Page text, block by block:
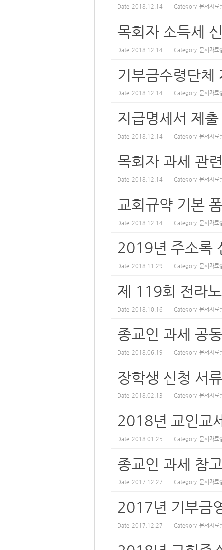
Date 2018.12.14 Category 문서자료
목회자 소득세
Date 2018.12.14 Category 문서자료
기부금수령단체
Date 2018.12.14 Category 문서자료
지급명세서 제
Date 2018.12.14 Category 문서자료
목회자 과세 관
Date 2018.12.14 Category 문서자료
교회규약 기본
Date 2018.12.14 Category 문서자료
2019년 주소록
Date 2018.11.29 Category 문서자료
제 119회 전라
Date 2018.10.16 Category 문서자료
종교인 과세 공
Date 2018.06.19 Category 문서자료
장학생 신청 서
Date 2018.02.13 Category 문서자료
2018년 교인교
Date 2018.01.25 Category 문서자료
종교인 과세 참
Date 2017.12.27 Category 문서자료
2017년 기부금
Date 2017.12.27 Category 문서자료